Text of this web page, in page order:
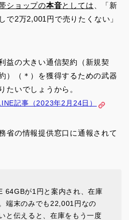
ショップの本音としては 、「新
で2万2,001円で売りたくない」
益の大きい通信契約（新規契
）（＊）を獲得するための武器
たいでしょうから。
記事（2023年2月24日）
省の情報提供窓口に通報されて
64GBが1円と案内され、在庫
端末のみでも22,001円なの
と伝えると、在庫をもう一度